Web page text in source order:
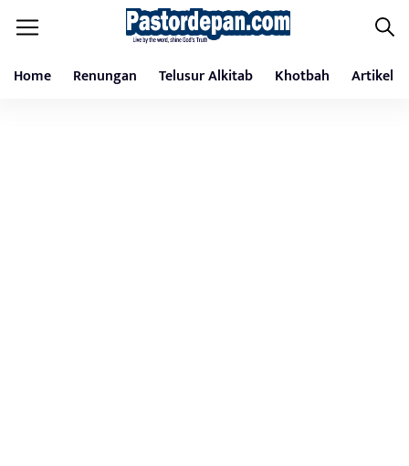
Home Renungan Telusur Alkitab Khotbah Artikel